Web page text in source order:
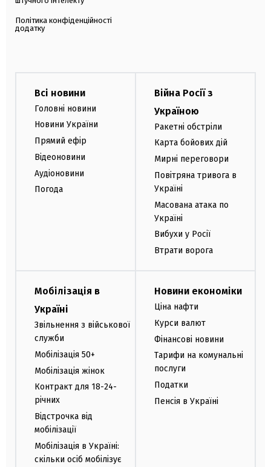
Політика конфіденційності
додатку
Всі новини
Головні новини
Новини України
Прямий ефір
Відеоновини
Аудіоновини
Погода
Війна Росії з
Україною
Ракетні обстріли
Карта бойових дій
Мирні переговори
Повітряна тривога в
Україні
Масована атака по
Україні
Вибухи у Росії
Втрати ворога
Мобілізація в
Україні
Звільнення з військової
служби
Мобілізація 50+
Мобілізація жінок
Контракт для 18-24-
річних
Відстрочка від
мобілізації
Мобілізація в Україні:
скільки осіб мобілізує
Новини економіки
Ціна нафти
Курси валют
Фінансові новини
Тарифи на комунальні
послуги
Податки
Пенсія в Україні